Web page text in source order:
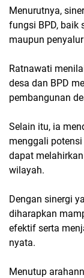
Menurutnya,
fungsi BPD, baik
maupun
Ratnawati
desa dan BPD
pembangunan
Selain itu, ia
menggali
dapat
wilayah.
Dengan sinergi
diharapkan
efektif serta
nyata.
Menutup